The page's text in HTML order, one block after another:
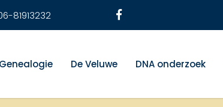
81913232
Genealogie De Veluwe DNA onderzoek